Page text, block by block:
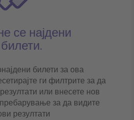
се најдени
билети.
билети за ова
ги филтрите за да
или внесете нов
за да видите
резултати